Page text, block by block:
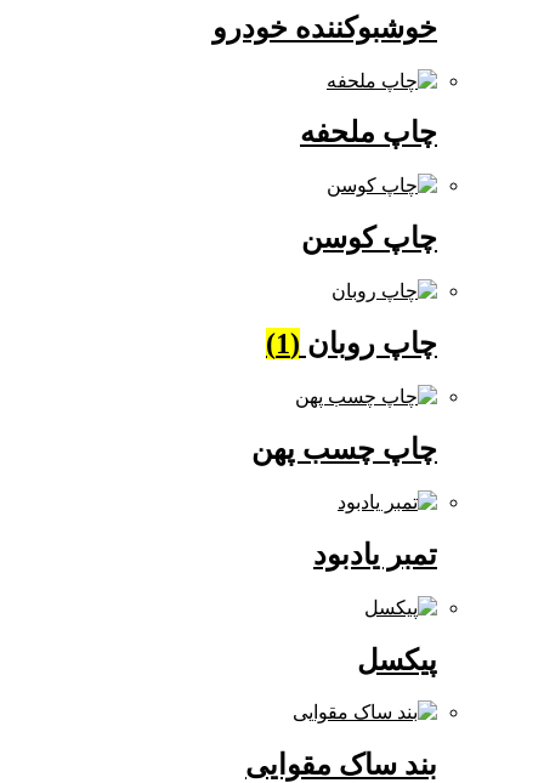
خوشبوکننده خودرو
چاپ ملحفه
چاپ کوسن
چاپ روبان(1)
چاپ چسب پهن
تمبر یادبود
بند ساک مقوایی